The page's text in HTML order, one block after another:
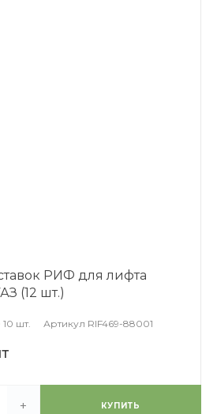
РИФ для лифта
(12 шт.)
шт. Артикул RIF469-88001
+ КУПИТЬ